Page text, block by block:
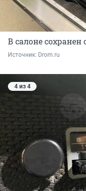
В салоне
Источник: Drom.ru
4 из 4